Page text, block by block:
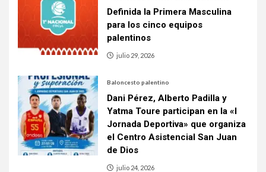
Definida la Primera Masculina
para los cinco equipos
palentinos
julio 29, 2026
Baloncesto palentino
Dani Pérez, Alberto Padilla y
Yatma Toure participan en la «I
Jornada Deportiva» que organiza
el Centro Asistencial San Juan
de Dios
julio 24, 2026